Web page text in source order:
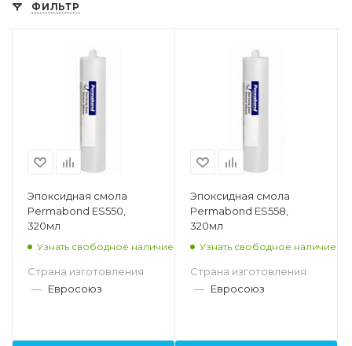
ФИЛЬТР
Эпоксидная смола
Permabond ES550,
320мл
Узнать свободное наличие
Страна изготовления
— Евросоюз
Эпоксидная смола
Permabond ES558,
320мл
Узнать свободное наличие
Страна изготовления
— Евросоюз